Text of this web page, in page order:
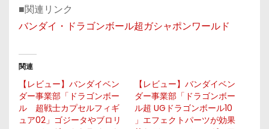
■関連リンク
バンダイ・ドラゴンボール超ガシャポンワールド
関連
【レビュー】バンダイベン
ダー事業部「ドラゴンボー
ル 超戦士カプセルフィギ
ュア02」ゴジータやブロリ
【レビュー】バンダイベン
ダー事業部「ドラゴンボー
ル超 UGドラゴンボール10
」エフェクトパーツが効果